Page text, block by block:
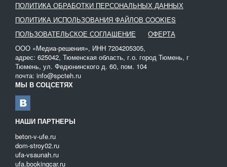
ПОЛИТИКА ОБРАБОТКИ ПЕРСОНАЛЬНЫХ ДАННЫХ
ПОЛИТИКА ИСПОЛЬЗОВАНИЯ ФАЙЛОВ COOKIES
ПОЛЬЗОВАТЕЛЬСКОЕ СОГЛАШЕНИЕ
ОФЕРТА
ООО «Медиа-решения», ИНН 7204205305,
адрес: 625042, Тюменская область, г.о. город Тюмень, г
Тюмень, ул. Федюнинского д. 60, пом. 104
почта: info@spcteh.ru
МЫ В СОЦСЕТЯХ
НАШИ ПАРТНЕРЫ
beton-v-ufe.ru
dom-stroy02.ru
ufa-vsaunah.ru
ufa.bookingcar.ru